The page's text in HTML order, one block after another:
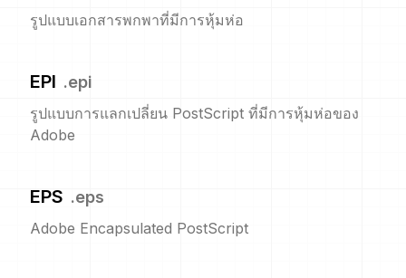
รูปแบบเอกสารพกพาที่มีการหุ้มห่อ
EPI .epi
รูปแบบการแลกเปลี่ยน PostScript ที่มีการหุ้มห่อของ
Adobe
EPS .eps
Adobe Encapsulated PostScript